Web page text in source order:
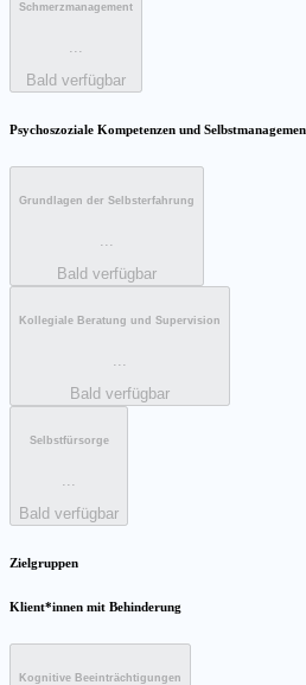
Schmerzmanagement
Bald verfügbar
Psychoszoziale Kompetenzen und
Grundlagen der Selbsterfahrung
Bald verfügbar
Kollegiale Beratung und Supervision
Bald verfügbar
Selbstfürsorge
Bald verfügbar
Zielgruppen
Klient*innen mit Behinderung
Kognitive Beeinträchtigungen